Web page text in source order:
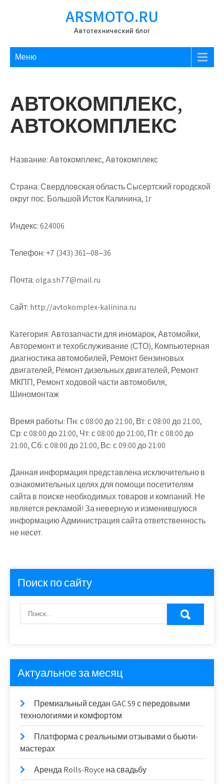
ARSMOTO.RU
Автотехнический блог
Меню
АВТОКОМПЛЕКС,
АВТОКОМПЛЕКС
Название:Автокомплекс, Автокомплекс
Страна:Свердловская область Сысертский городской
округ пос. Большой Исток Калинина, 1г
Индекс:624006
Телефон: +7 (343) 361‒08‒36
Почта: olga.sh77@mail.ru
Cайт: http://avtokomplex-kalinina.ru
Категория:Автозапчасти для иномарок, Автомойки,
Авторемонт и техобслуживание (СТО), Компьютерная
диагностика автомобилей, Ремонт бензиновых
двигателей, Ремонт дизельных двигателей, Ремонт
МКПП, Ремонт ходовой части автомобиля,
Шиномонтаж
Время работы: Пн: с 08:00 до 21:00, Вт: с 08:00 до 21:00,
Ср: с 08:00 до 21:00, Чт: с 08:00 до 21:00, Пт: с 08:00 до
21:00, Сб: с 08:00 до 21:00, Вс: с 09:00 до 21:00
Данная информация представлена исключительно в
ознакомительных целях для помощи посетителям
сайта в поиске необходимых товаров и компаний. Не
является рекламой! За неверную и изменившуюся
информацию Администрация сайта ответственность
не несет.
Поиск по сайту
Актуальное за месяц
Премиальный седан GAC S9 с передовыми
технологиями и комфортом
Платформа с реальными отзывами о бьюти-
мастерах
Аренда Rolls-Royce на свадьбу